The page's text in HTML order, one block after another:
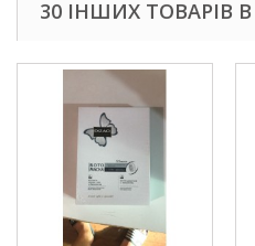
30 ІНШИХ ТОВАРІВ В